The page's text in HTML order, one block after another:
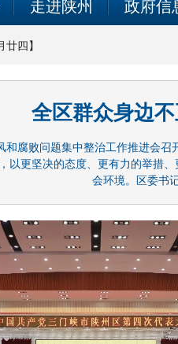
走进陕州 政府信
四】
全区群众身边
腐败问题集中整治工作推进会
以更坚决的态度、更有力的举措
会环境。区委书